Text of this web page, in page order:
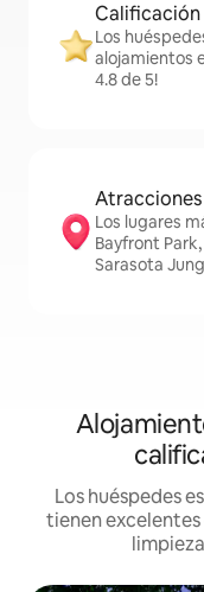
Calificación
Los
alojamientos
4.8 de 5!
Los lugares
Bayfront
Sarasota
Los huéspedes
tienen